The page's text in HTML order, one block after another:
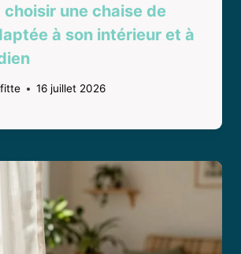
choisir une chaise de
à son intérieur et à
16 juillet 2026